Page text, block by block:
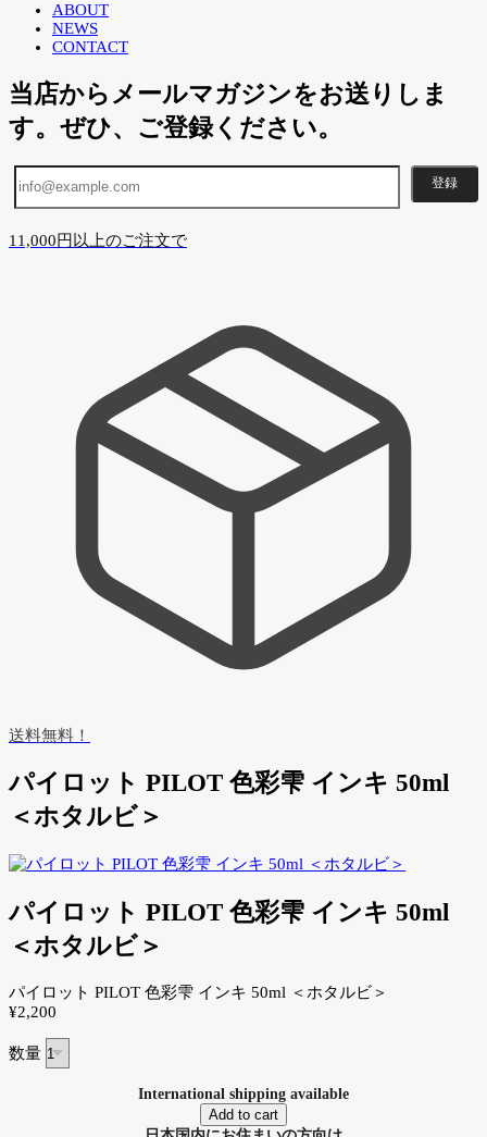
ABOUT
NEWS
CONTACT
当店からメールマガジンをお送りしま
す。ぜひ、ご登録ください。
登録
11,000円以上のご注文で
送料無料！
パイロット PILOT 色彩雫 インキ 50ml
＜ホタルビ＞
パイロット PILOT 色彩雫 インキ 50ml
＜ホタルビ＞
パイロット PILOT 色彩雫 インキ 50ml ＜ホタルビ＞
¥2,200
数量
International shipping available
Add to cart